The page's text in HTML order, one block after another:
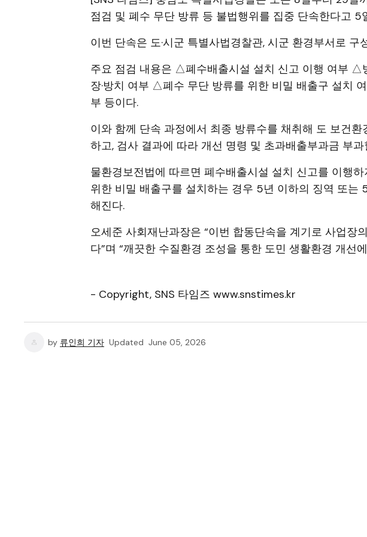
점검 및 폐수 무단 방류 등 불법행위를 집중 단속한다고 5
이번 단속은 도·시군 특별사법경찰관, 시군 환경부서로 구
주요 점검 내용은 △폐수배출시설 설치 신고 이행 여부 △
장·방치 여부 △폐수 무단 방류를 위한 비밀 배출구 설치
부 등이다.
이와 함께 단속 과정에서 최종 방류수를 채취해 도 보건
하고, 검사 결과에 따라 개선 명령 및 초과배출부과금 부과
물환경보전법에 따르면 폐수배출시설 설치 신고를 이행
위한 비밀 배출구를 설치하는 경우 5년 이하의 징역 또는
해진다.
오세준 사회재난과장은 “이번 합동단속을 계기로 사업장
다”며 “깨끗한 수질환경 조성을 통한 도민 생활환경 개선
- Copyright, SNS 타임즈 www.snstimes.kr
by 류인희 기자 Updated June 05, 2026